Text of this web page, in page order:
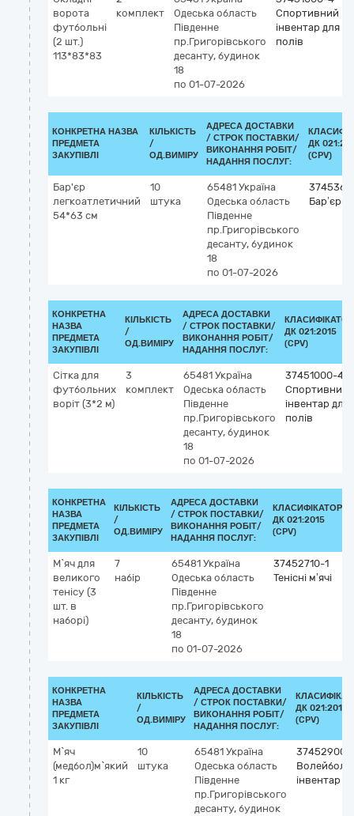
ворота
футбольні
(2 шт.)
113*83*83
комплект
Одеська область
Південне
пр.Григорівського
десанту, будинок
18
по 01-07-2026
Спортивний
інвентар для
полів
КОНКРЕТНА НАЗВА
ПРЕДМЕТА
ЗАКУПІВЛІ
КІЛЬКІСТЬ
/
ОД.ВИМІРУ
АДРЕСА ДОСТАВКИ
/ СТРОК ПОСТАВКИ/
ВИКОНАННЯ РОБІТ/
НАДАННЯ ПОСЛУГ:
ДК
(CPV)
Бар'єр
легкоатлетичний
54*63 см
10
штука
65481 Україна
Одеська область
Південне
пр.Григорівського
десанту, будинок
18
по 01-07-2026
Бар’єри
КОНКРЕТНА
НАЗВА
ПРЕДМЕТА
ЗАКУПІВЛІ
КІЛЬКІСТЬ
/
ОД.ВИМІРУ
АДРЕСА ДОСТАВКИ
/ СТРОК ПОСТАВКИ/
ВИКОНАННЯ РОБІТ/
НАДАННЯ ПОСЛУГ:
КЛАСИФІКАТОР
ДК 021:2015
(CPV)
Сітка для
футбольних
воріт (3*2 м)
3
комплект
65481 Україна
Одеська область
Південне
пр.Григорівського
десанту, будинок
18
по 01-07-2026
37451000-4
Спортивний
інвентар для
полів
КОНКРЕТНА
НАЗВА
ПРЕДМЕТА
ЗАКУПІВЛІ
КІЛЬКІСТЬ
/
ОД.ВИМІРУ
АДРЕСА ДОСТАВКИ
/ СТРОК ПОСТАВКИ/
ВИКОНАННЯ РОБІТ/
НАДАННЯ ПОСЛУГ:
КЛАСИФІКАТОР
ДК 021:2015
(CPV)
М`яч для
великого
тенісу (3
шт. в
наборі)
7
набір
65481 Україна
Одеська область
Південне
пр.Григорівського
десанту, будинок
18
по 01-07-2026
37452710-1
Тенісні м’ячі
КОНКРЕТНА
НАЗВА
ПРЕДМЕТА
ЗАКУПІВЛІ
КІЛЬКІСТЬ
/
ОД.ВИМІРУ
АДРЕСА ДОСТАВКИ
/ СТРОК ПОСТАВКИ/
ВИКОНАННЯ РОБІТ/
НАДАННЯ ПОСЛУГ:
ДК 021:2015
(CPV)
М`яч
(медбол)м`який
1 кг
10
штука
65481 Україна
Одеська область
Південне
пр.Григорівського
десанту, будинок
37452900-
інвентар